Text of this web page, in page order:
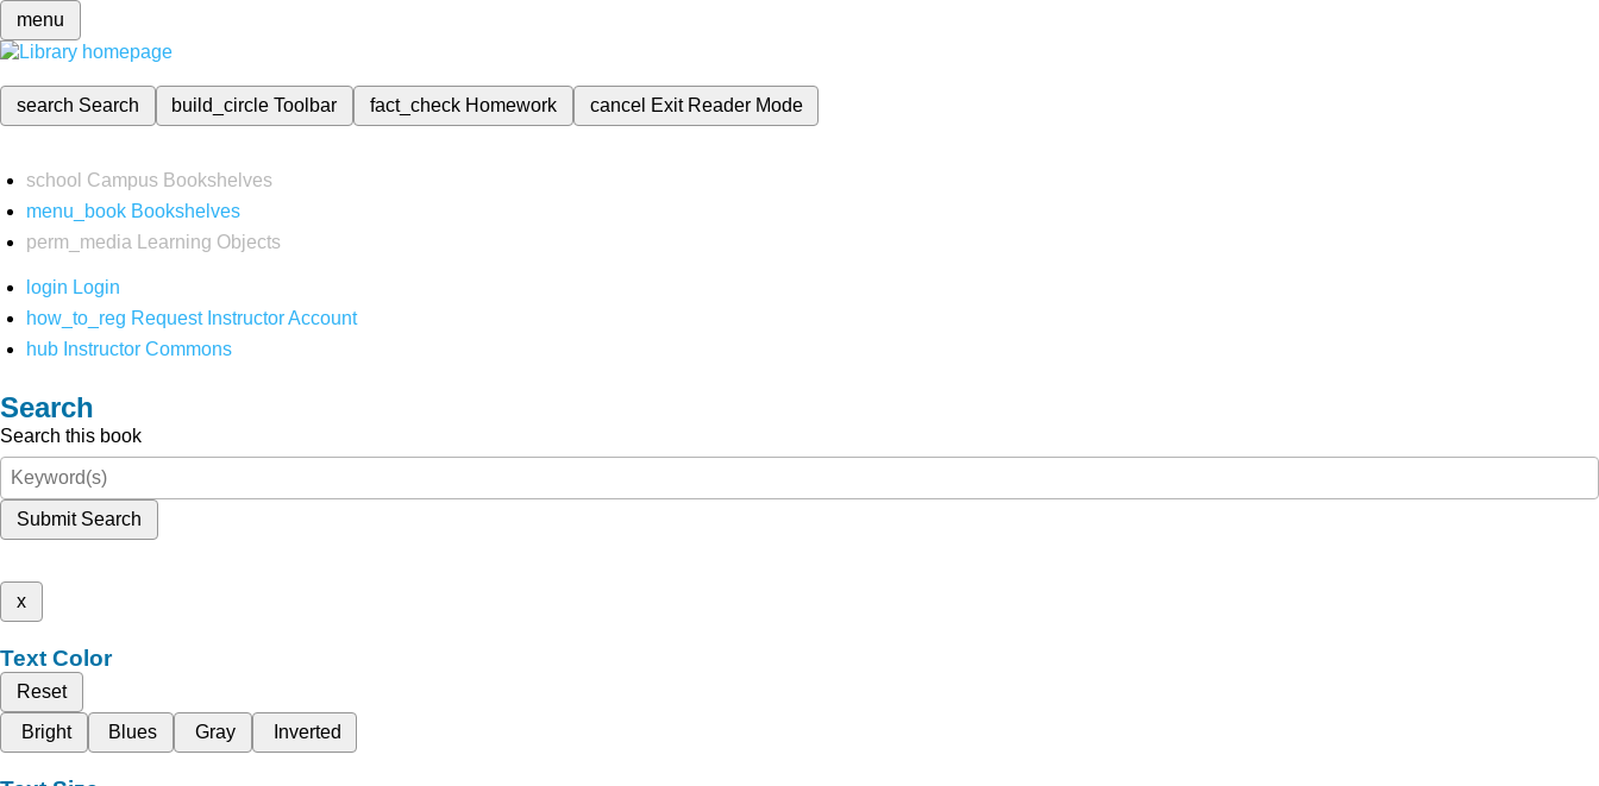
menu
search Search build_circleToolbar fact_check Homework cancel Exit Reader Mode
school Campus Bookshelves
menu_book Bookshelves
perm_media
Learning Objects
login Login
how_to_reg Request Instructor Account
hub Instructor Commons
Search
Search this book
Submit Search
x
Text Color
Reset
Bright
Blues Gray Inverted